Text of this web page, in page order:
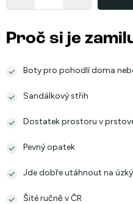
Proč si je
Boty pro pohodlí doma
Sandálkový střih
Dostatek prostoru v
Pevný opatek
Jde dobře utáhnout na
Šité ručně v ČR